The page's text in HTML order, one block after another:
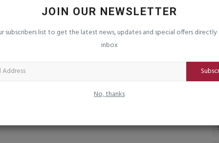
JOIN OUR NEWSLETTER
subscribers list to get the latest news, updates and special offers directly
inbox
No, thanks
સપ્તાહમાં એસઓપી જાહેર...
saurashtrabhoomi Aug 6, 2026 0